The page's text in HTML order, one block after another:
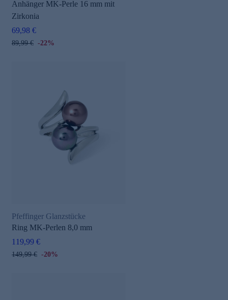
Anhänger MK-Perle 16 mm mit
Zirkonia
69,98 €
89,99 € -22%
Pfeffinger Glanzstücke
Ring MK-Perlen 8,0 mm
119,99 €
149,99 € -20%